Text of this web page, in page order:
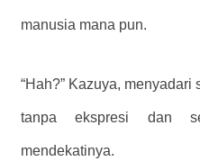
manusia mana pun.
“Hah?” Kazuya,
tanpa ekspresi dan
mendekatinya.